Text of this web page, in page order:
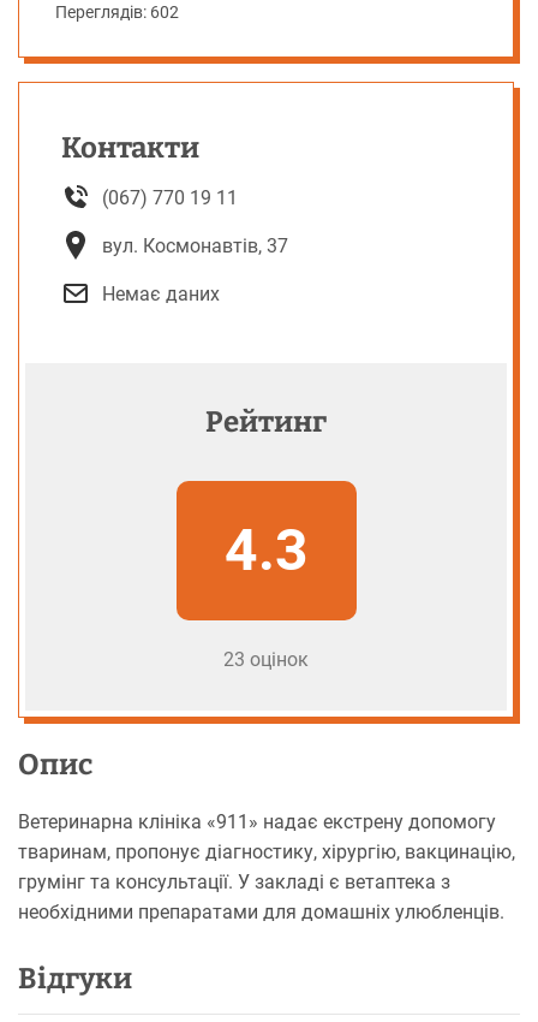
Переглядів: 602
Контакти
(067) 770 19 11
вул. Космонавтів, 37
Немає даних
Рейтинг
4.3
23 оцінок
Опис
Ветеринарна клініка «911» надає екстрену допомогу
тваринам, пропонує діагностику, хірургію, вакцинацію,
грумінг та консультації. У закладі є ветаптека з
необхідними препаратами для домашніх улюбленців.
Відгуки